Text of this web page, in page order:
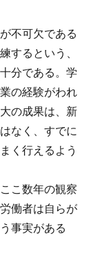
不可欠である
するという、
分である。学
の経験がわれ
の成果は、新
なく、すでに
く行えるよう
こ数年の観察
働者は自らが
事実がある